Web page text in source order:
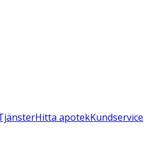
Hitta apotekKundservice